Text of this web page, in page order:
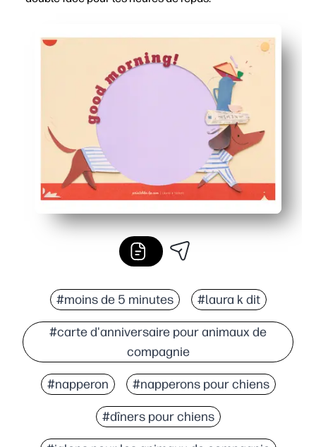
Conception recto-verso du matin et du soir -
Protège les planchers - capture les gouttes et les
Les laminés sont magnifiquement nettoyés et
#moins de 5 minutes #laura k dit
#carte d'anniversaire pour animaux de
compagnie
#napperon #napperons pour chiens
#dîners pour chiens